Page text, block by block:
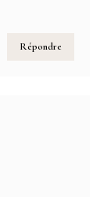
Répondre